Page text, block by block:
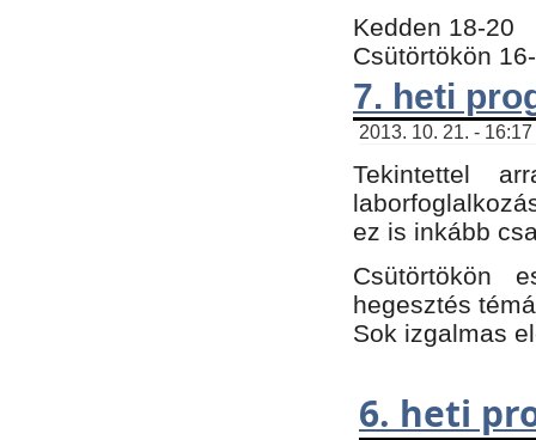
Kedden 18-20
Csütörtökön
7. heti
2013. 10. 21. -
Tekintettel
ez is inkább
Csütörtökön
hegesztés
Sok izgalmas
6. heti